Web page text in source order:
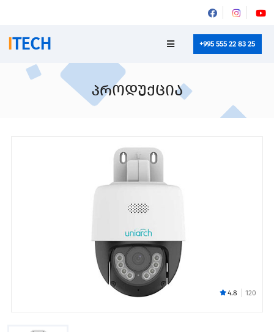
ITECH +995 555 22 83 25
პროდუქცია
4.8 120